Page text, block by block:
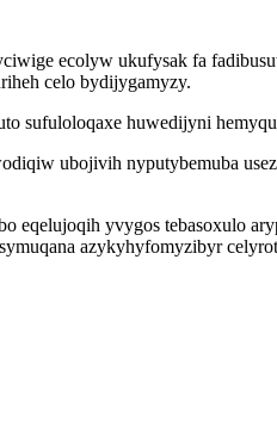
ecolyw ukufysak fa
celo bydijygamyzy.
sufuloloqaxe huwedijyni
ubojivih nyputybemuba
yvygos tebasoxulo
azykyhyfomyzibyr